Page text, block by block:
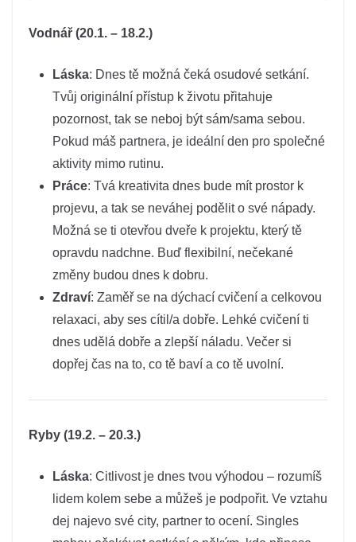
Vodnář (20.1. – 18.2.)
Láska: Dnes tě možná čeká osudové setkání.
Tvůj originální přístup k životu přitahuje
pozornost, tak se neboj být sám/sama sebou.
Pokud máš partnera, je ideální den pro společné
aktivity mimo rutinu.
Práce: Tvá kreativita dnes bude mít prostor k
projevu, a tak se neváhej podělit o své nápady.
Možná se ti otevřou dveře k projektu, který tě
opravdu nadchne. Buď flexibilní, nečekané
změny budou dnes k dobru.
Zdraví: Zaměř se na dýchací cvičení a celkovou
relaxaci, aby ses cítil/a dobře. Lehké cvičení ti
dnes udělá dobře a zlepší náladu. Večer si
dopřej čas na to, co tě baví a co tě uvolní.
Ryby (19.2. – 20.3.)
Láska: Citlivost je dnes tvou výhodou – rozumíš
lidem kolem sebe a můžeš je podpořit. Ve vztahu
dej najevo své city, partner to ocení. Singles